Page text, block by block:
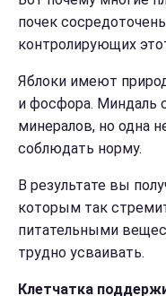
почек
контролирующих
Яблоки имеют
и фосфора. Миндаль
минералов, но одна
соблюдать норму.
В результате вы
которым так
питательными
трудно усваивать.
Клетчатка